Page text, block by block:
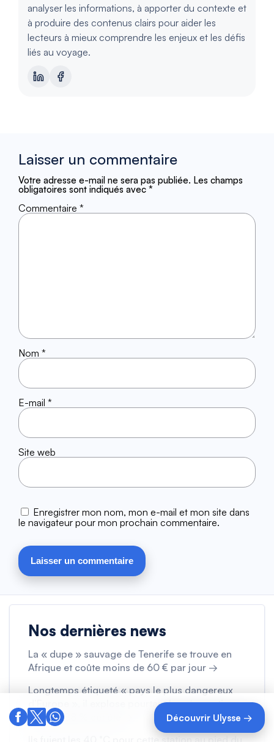
Découvrir Ulysse →
analyser les informations, à apporter du contexte et
à produire des contenus clairs pour aider les
lecteurs à mieux comprendre les enjeux et les défis
liés au voyage.
Laisser un commentaire
Votre adresse e-mail ne sera pas publiée. Les champs
obligatoires sont indiqués avec *
Commentaire *
Nom *
E-mail *
Site web
Enregistrer mon nom, mon e-mail et mon site dans
le navigateur pour mon prochain commentaire.
Nos dernières news
La « dupe » sauvage de Tenerife se trouve en
Afrique et coûte moins de 60 € par jour →
Longtemps étiqueté « pays le plus dangereux
d’Europe », il explose pourtant les réservations
avec +288 % cet été →